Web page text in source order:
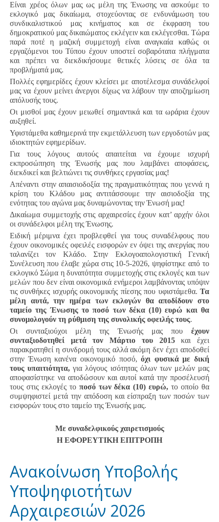
Είναι χρέος όλων μας ως μέλη της Ένωσης να ασκούμε το
εκλογικό μας δικαίωμα, στοχεύοντας σε ενδυνάμωση του
συνδικαλιστικού μας κινήματος και σε έκφραση του
δημοκρατικού μας δικαιώματος εκλέγειν και εκλέγεσθαι. Τώρα
παρά ποτέ η μαζική συμμετοχή είναι αναγκαία καθώς οι
εργαζόμενοι του Τύπου έχουν υποστεί σοβαρότατα πλήγματα
και πρέπει να διεκδικήσουμε θετικές λύσεις σε όλα τα
προβλήματά μας.
Πολλές εφημερίδες έχουν κλείσει με αποτέλεσμα συνάδελφοί
μας να έχουν μείνει άνεργοι δίχως να λάβουν την αποζημίωση
απόλυσής τους.
Οι μισθοί μας έχουν μειωθεί σημαντικά και τα ωράρια έχουν
αυξηθεί.
Υφιστάμεθα καθημερινά την εκμετάλλευση των εργοδοτών μας
ιδιοκτητών εφημερίδων.
Για τους λόγους αυτούς απαιτείται να έχουμε ισχυρή
εκπροσώπηση της Ένωσής μας που λαμβάνει αποφάσεις,
διεκδικεί και βελτιώνει τις συνθήκες εργασίας μας!
Απέναντι στην απαισιοδοξία της πραγματικότητας που γεννά η
κρίση του Kλάδου μας αντιτάσσουμε την αισιοδοξία της
ενότητας του αγώνα μας δυναμώνοντας την Ένωσή μας!
Δικαίωμα συμμετοχής στις αρχαιρεσίες έχουν κατ’ αρχήν όλοι
οι συνάδελφοι μέλη της Ένωσης.
Ειδική μέριμνα έχει προβλεφθεί για τους συναδέλφους που
έχουν οικονομικές οφειλές εισφορών εν όψει της ανεργίας που
ταλανίζει τον Kλάδο. Στην Εκλογοαπολογιστική Γενική
Συνέλευση που έλαβε χώρα στις 10-5-2026, ψηφίστηκε από το
εκλογικό Σώμα η δυνατότητα συμμετοχής στις εκλογές και των
μελών που δεν είναι οικονομικά ενήμεροι λαμβάνοντας υπόψιν
τις συνθήκες ισχυρής οικονομικής πίεσης που υφιστάμεθα. Τα
μέλη αυτά, την ημέρα των εκλογών θα αποδίδουν στο
ταμείο της Ένωσης το ποσό των δέκα (10) ευρώ και θα
συνομολογούν τη ρύθμιση της συνολικής οφειλής τους.
Οι συνταξιούχοι μέλη της Ένωσής μας που έχουν
συνταξιοδοτηθεί μετά τον Μάρτιο του 2015και έχει
παρακρατηθεί η συνδρομή τους αλλά ακόμη δεν έχει αποδοθεί
στην Ένωση κανένα οικονομικό ποσό,όχι φυσικά με δική
τους υπαιτιότητα, για λόγους ισότητας όλων των μελών μας
αποφασίστηκε να αποδώσουν και αυτοί κατά την προσέλευσή
τους στις εκλογές το ποσό των δέκα (10) ευρώ, το οποίο θα
συμψηφιστεί μετά την απόδοση και είσπραξη των ποσών των
εισφορών τους στο ταμείο της Ένωσής μας.
Με συναδελφικούς χαιρετισμούς
Η ΕΦΟΡΕΥΤΙΚΗ ΕΠΙΤΡΟΠΗ
Aνακοίνωση Υποβολής
Υποψηφιοτήτων
Αρχαιρεσιών 2026